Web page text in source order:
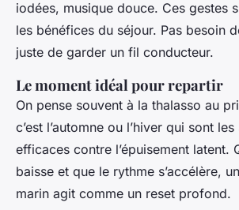
iodées, musique douce. Ces gestes
les bénéfices du séjour. Pas besoin
juste de garder un fil conducteur.
Le moment idéal pour repartir
On pense souvent à la thalasso au
c’est l’automne ou l’hiver qui sont
efficaces contre l’épuisement latent.
baisse et que le rythme s’accélère,
marin agit comme un reset profond.